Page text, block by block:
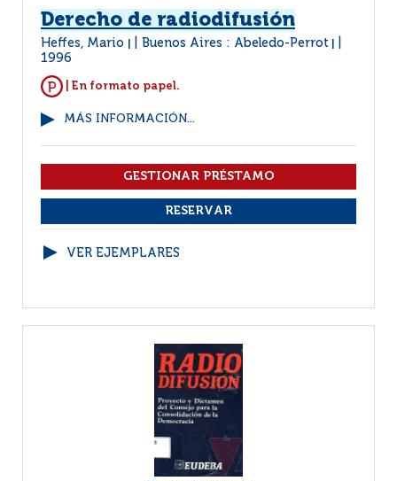
Derecho de radiodifusión
Heffes, Mario Buenos Aires : Abeledo-Perrot
1996
| En formato papel.
MÁS INFORMACIÓN...
VER EJEMPLARES